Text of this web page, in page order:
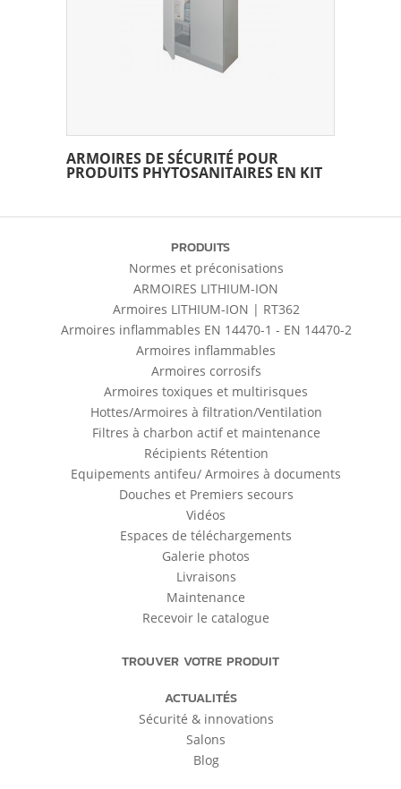
ARMOIRES DE SÉCURITÉ POUR
PRODUITS PHYTOSANITAIRES EN KIT
PRODUITS
Normes et préconisations
ARMOIRES LITHIUM-ION
Armoires LITHIUM-ION | RT362
Armoires inflammables EN 14470-1 - EN 14470-2
Armoires inflammables
Armoires corrosifs
Armoires toxiques et multirisques
Hottes/Armoires à filtration/Ventilation
Filtres à charbon actif et maintenance
Récipients Rétention
Equipements antifeu/ Armoires à documents
Douches et Premiers secours
Vidéos
Espaces de téléchargements
Galerie photos
Livraisons
Maintenance
Recevoir le catalogue
TROUVER VOTRE PRODUIT
ACTUALITÉS
Sécurité & innovations
Salons
Blog